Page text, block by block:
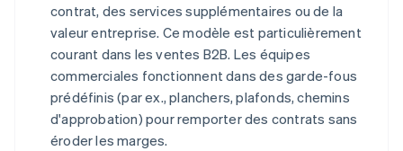
contrat, des services supplémentaires ou de la
valeur entreprise. Ce modèle est particulièrement
courant dans les ventes B2B. Les équipes
commerciales fonctionnent dans des garde-fous
prédéfinis (par ex., planchers, plafonds, chemins
d'approbation) pour remporter des contrats sans
éroder les marges.